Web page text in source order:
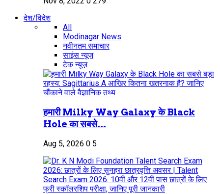
देश/विदेश
All
Modinagar News
नवीनतम समाचार
साइंस न्यूज़
टेक न्यूज़
हमारी Milky Way Galaxy के Black
Hole का सबसे...
Aug 5, 2026 0 5